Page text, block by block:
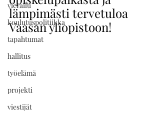
vierailu
koulutuspolitiikka
tapahtumat
hallitus
työelämä
projekti
viestijät
lämpimästi tervetuloa
Vaasan yliopistoon!